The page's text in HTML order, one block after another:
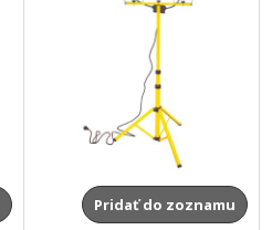
Pridať do zoznamu